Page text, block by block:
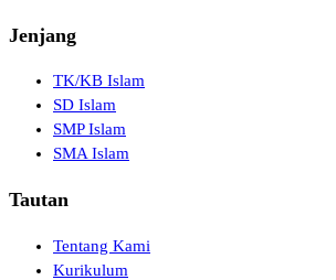
Jenjang
TK/KB Islam
SD Islam
SMP Islam
SMA Islam
Tautan
Tentang Kami
Kurikulum